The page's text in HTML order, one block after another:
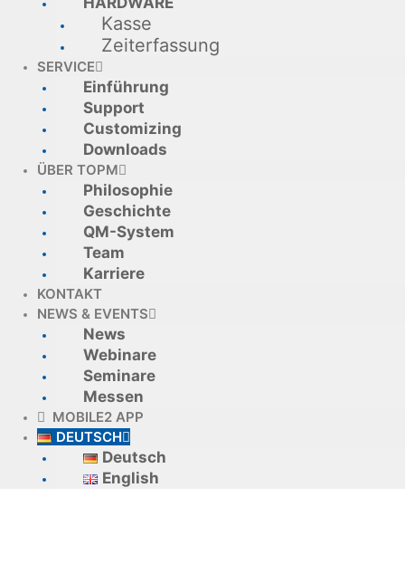
Kasse
Zeiterfassung
SERVICE
Einführung
Support
Customizing
Downloads
ÜBER TOPM
Philosophie
Geschichte
QM-System
Team
Karriere
KONTAKT
NEWS & EVENTS
News
Webinare
Seminare
Messen
MOBILE2 APP
DEUTSCH
Deutsch
English